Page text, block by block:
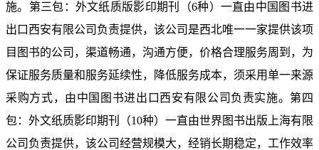
施。第三包：外文纸质版影印期刊（6种）一直由中国图书进
出口西安有限公司负责提供，该公司是西北唯一一家提供该项
目图书的公司，渠道畅通，沟通方便，价格合理服务周到，为
保证服务质量和服务延续性，降低服务成本，须采用单一来源
采购方式，由中国图书进出口西安有限公司负责实施。第四
包：外文纸质影印期刊（10种）一直由世界图书出版上海有限
公司负责提供，该公司经营规模大，经销长期稳定，工作效率